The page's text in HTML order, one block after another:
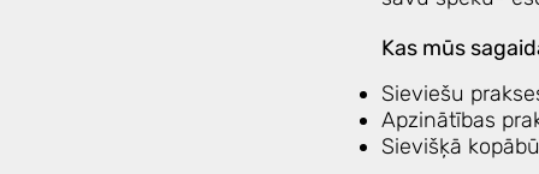
Kas mūs
Sieviešu
Apzinātības
Sievišķā